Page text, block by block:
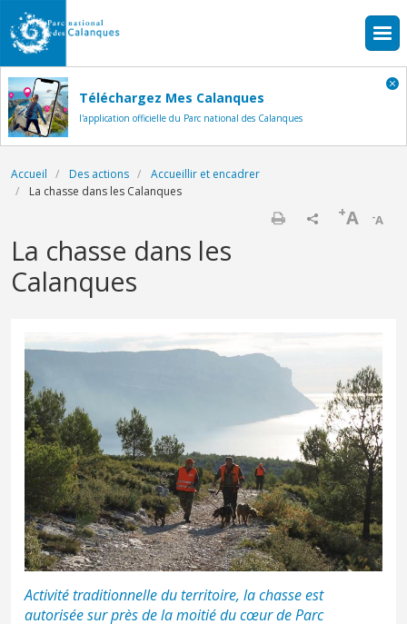
Aller au contenu principal
Téléchargez Mes Calanques
l'application officielle du Parc national des Calanques
Fil d'Ariane
Accueil Des actions
Accueillir et encadrer
La chasse dans les Calanques
-A
+A
La chasse dans les
Calanques
Activité traditionnelle du territoire, la chasse est
autorisée sur près de la moitié du cœur de Parc